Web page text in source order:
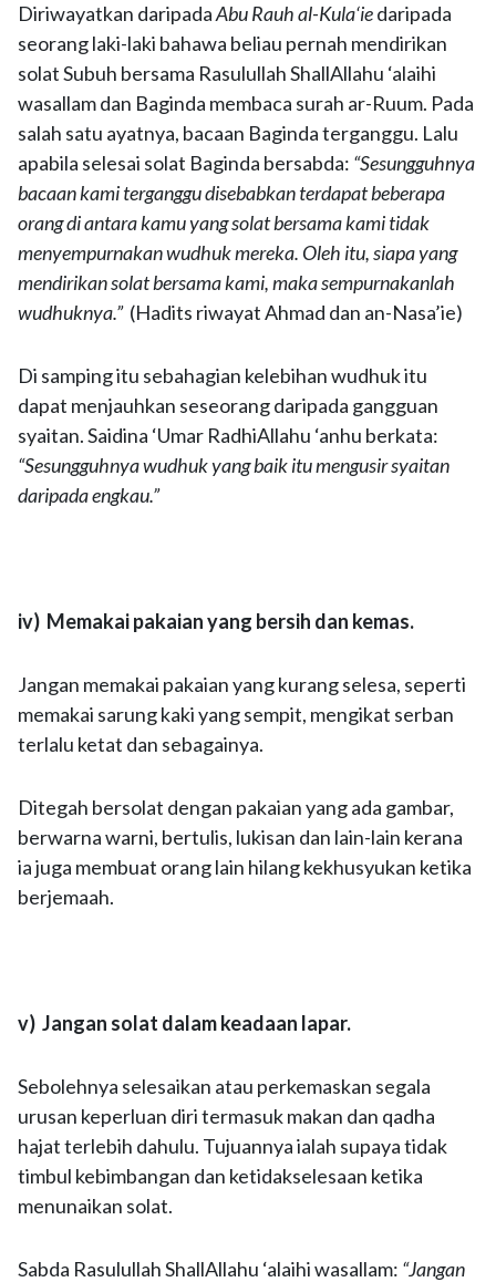
Diriwayatkan daripadaAbu Rauh al-Kula‘iedaripada
seorang laki-laki bahawa beliau pernah mendirikan
solat Subuh bersama Rasulullah ShallAllahu ‘alaihi
wasallam dan Baginda membaca surah ar-Ruum. Pada
salah satu ayatnya, bacaan Baginda terganggu. Lalu
apabila selesai solat Baginda bersabda: “Sesungguhnya
bacaan kami terganggu disebabkan terdapat beberapa
orang di antara kamu yang solat bersama kami tidak
menyempurnakan wudhuk mereka. Oleh itu, siapa yang
mendirikan solat bersama kami, maka sempurnakanlah
wudhuknya.”(Hadits riwayat Ahmad dan an-Nasa’ie)
Di samping itu sebahagian kelebihan wudhuk itu
dapat menjauhkan seseorang daripada gangguan
syaitan. Saidina ‘Umar RadhiAllahu ‘anhu berkata:
“Sesungguhnya wudhuk yang baik itu mengusir syaitan
daripada engkau.”
iv) Memakai pakaian yang bersih dan kemas.
Jangan memakai pakaian yang kurang selesa, seperti
memakai sarung kaki yang sempit, mengikat serban
terlalu ketat dan sebagainya.
Ditegah bersolat dengan pakaian yang ada gambar,
berwarna warni, bertulis, lukisan dan lain-lain kerana
ia juga membuat orang lain hilang kekhusyukan ketika
berjemaah.
v) Jangan solat dalam keadaan lapar.
Sebolehnya selesaikan atau perkemaskan segala
urusan keperluan diri termasuk makan dan qadha
hajat terlebih dahulu. Tujuannya ialah supaya tidak
timbul kebimbangan dan ketidakselesaan ketika
menunaikan solat.
Sabda Rasulullah ShallAllahu ‘alaihi wasallam: “Jangan